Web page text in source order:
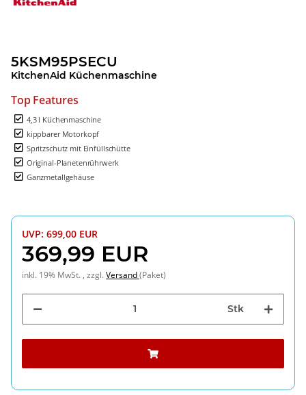
5KSM95PSECU
KitchenAid Küchenmaschine
Top Features
4,3 l Küchenmaschine
kippbarer Motorkopf
Spritzschutz mit Einfüllschütte
Original-Planetenrührwerk
Ganzmetallgehäuse
UVP: 699,00 EUR
369,99 EUR
inkl. 19% MwSt. , zzgl.Versand(Paket)
Stk